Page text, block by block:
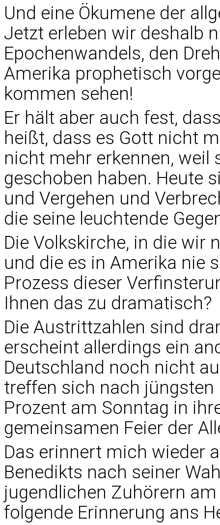
Und eine Ökumene der
Jetzt erleben wir deshalb
Epochenwandels, den
Amerika prophetisch
kommen sehen!
Er hält aber auch fest,
heißt, dass es Gott nicht
nicht mehr erkennen, weil
geschoben haben. Heute
und Vergehen und
die seine leuchtende
Die Volkskirche, in die wir
und die es in Amerika nie
Prozess dieser
Ihnen das zu dramatisch?
Die Austrittzahlen sind
erscheint allerdings ein
Deutschland noch nicht
treffen sich nach jüngsten
Prozent am Sonntag in
gemeinsamen Feier der
Das erinnert mich wieder
Benedikts nach seiner
jugendlichen Zuhörern
folgende Erinnerung ans